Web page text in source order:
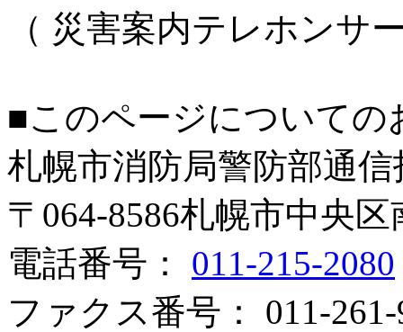
（ 災害案内テレホンサ
■このページについての
札幌市消防局警防部通信
〒064-8586札幌市中央
電話番号： 011-215-2080
ファクス番号： 011-261-